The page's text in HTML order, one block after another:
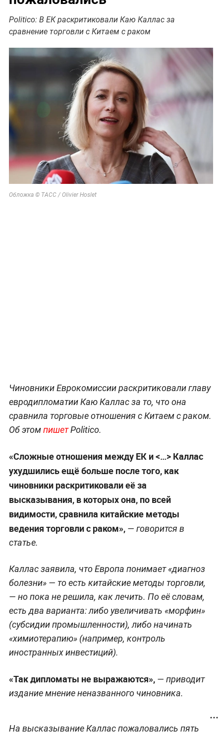
Politico: В ЕК раскритиковали Каю Каллас за
сравнение торговли с Китаем с раком
Обложка © ТАСС / Olivier Hoslet
Чиновники Еврокомиссии раскритиковали главу
евродипломатии Каю Каллас за то, что она
сравнила торговые отношения с Китаем с раком.
Об этомпишетPolitico.
«Сложные отношения между ЕК и <…> Каллас
ухудшились ещё больше после того, как
чиновники раскритиковали её за
высказывания, в которых она, по всей
видимости, сравнила китайские методы
ведения торговли с раком», — говорится в
статье.
Каллас заявила, что Европа понимает «диагноз
болезни» — то есть китайские методы торговли,
— но пока не решила, как лечить. По её словам,
есть два варианта: либо увеличивать «морфин»
(субсидии промышленности), либо начинать
«химиотерапию» (например, контроль
иностранных инвестиций).
«Так дипломаты не выражаются»,— приводит
издание мнение неназванного чиновника.
На высказывание Каллас пожаловались пять